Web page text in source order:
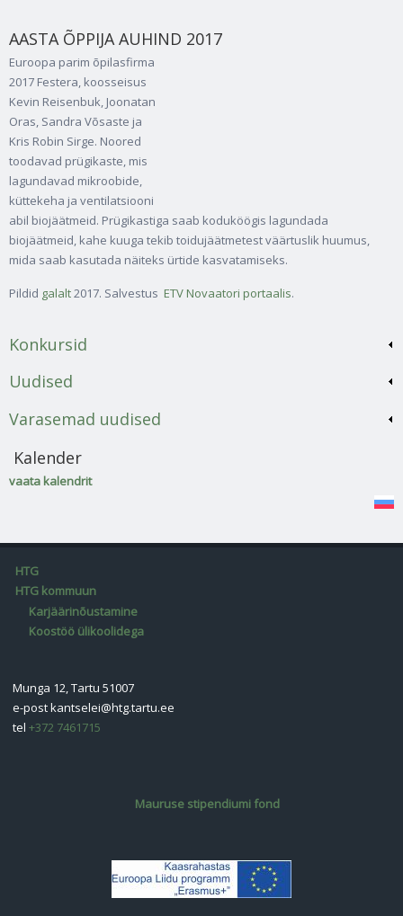
AASTA ÕPPIJA AUHIND 2017
Euroopa parim õpilasfirma
2017 Festera, koosseisus
Kevin Reisenbuk, Joonatan
Oras, Sandra Võsaste ja
Kris Robin Sirge. Noored
toodavad prügikaste, mis
lagundavad mikroobide,
küttekeha ja ventilatsiooni
abil biojäätmeid. Prügikastiga saab koduköögis lagundada
biojäätmeid, kahe kuuga tekib toidujäätmetest väärtuslik huumus,
mida saab kasutada näiteks ürtide kasvatamiseks.
Pildid galalt2017. Salvestus ETV Novaatori portaalis.
Konkursid
Uudised
Varasemad uudised
Kalender
vaata kalendrit
HTG
HTG kommuun
Karjäärinõustamine
Koostöö ülikoolidega
Munga 12, Tartu 51007
e-postkantselei@htg.tartu.ee
tel+372 7461715
Mauruse stipendiumi fond